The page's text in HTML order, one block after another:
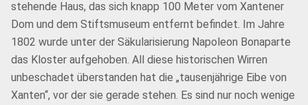
stehende Haus, das sich knapp 100 Meter vom Xantener
Dom und dem Stiftsmuseum entfernt befindet. Im Jahre
1802 wurde unter der Säkularisierung Napoleon Bonaparte
das Kloster aufgehoben. All diese historischen Wirren
unbeschadet überstanden hat die „tausenjährige Eibe von
Xanten“, vor der sie gerade stehen. Es sind nur noch wenige